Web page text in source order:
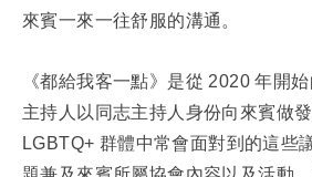
來賓一來一往舒服的溝通。
《都給我客一點》是從 2020 年開
主持人以同志主持人身份向來賓做
LGBTQ+ 群體中常會面對到的這些